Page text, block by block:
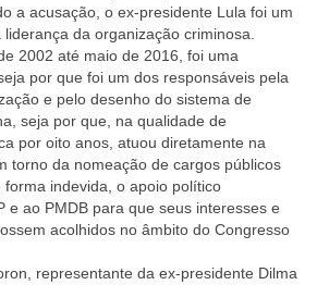
a acusação, o ex-presidente Lula foi um
da organização criminosa.
2002 até maio de 2016, foi uma
por que foi um dos responsáveis pela
e pelo desenho do sistema de
seja por que, na qualidade de
por oito anos, atuou diretamente na
torno da nomeação de cargos públicos
indevida, o apoio político
e ao PMDB para que seus interesses e
acolhidos no âmbito do Congresso
representante da ex-presidente Dilma